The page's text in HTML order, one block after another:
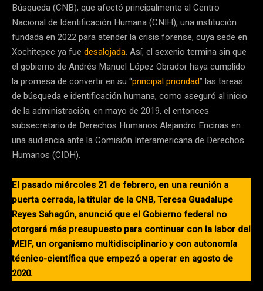
Búsqueda (CNB), que afectó principalmente al Centro
Nacional de Identificación Humana (CNIH), una institución
fundada en 2022 para atender la crisis forense, cuya sede en
Xochitepec ya fue desalojada. Así, el sexenio termina sin que
el gobierno de Andrés Manuel López Obrador haya cumplido
la promesa de convertir en su “principal prioridad” las tareas
de búsqueda e identificación humana, como aseguró al inicio
de la administración, en mayo de 2019, el entonces
subsecretario de Derechos Humanos Alejandro Encinas en
una audiencia ante la Comisión Interamericana de Derechos
Humanos (CIDH).
El pasado miércoles 21 de febrero, en una reunión a
puerta cerrada, la titular de la CNB, Teresa Guadalupe
Reyes Sahagún, anunció que el Gobierno federal no
otorgará más presupuesto para continuar con la labor del
MEIF, un organismo multidisciplinario y con autonomía
técnico-científica que empezó a operar en agosto de
2020.